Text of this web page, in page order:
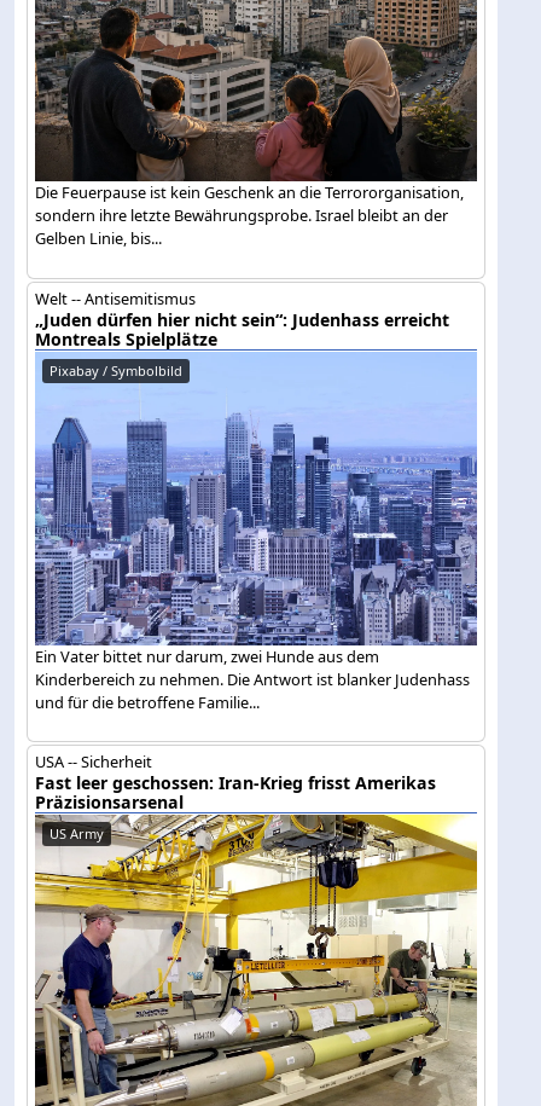
Die Feuerpause ist kein Geschenk an die Terrororganisation,
sondern ihre letzte Bewährungsprobe. Israel bleibt an der
Gelben Linie, bis...
Welt -- Antisemitismus
„Juden dürfen hier nicht sein“: Judenhass erreicht
Montreals Spielplätze
Pixabay / Symbolbild
Ein Vater bittet nur darum, zwei Hunde aus dem
Kinderbereich zu nehmen. Die Antwort ist blanker Judenhass
und für die betroffene Familie...
USA -- Sicherheit
Fast leer geschossen: Iran-Krieg frisst Amerikas
Präzisionsarsenal
US Army